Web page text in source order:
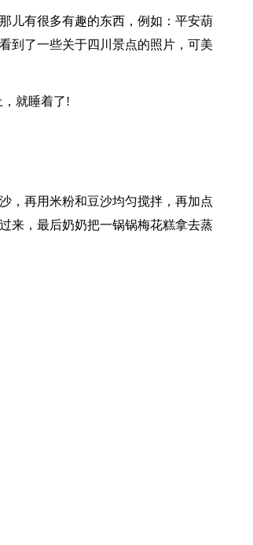
儿有很多有趣的东西，例如：平安葫
到了一些关于四川景点的照片，可美
就睡着了!
，再用米粉和豆沙均匀搅拌，再加点
来，最后奶奶把一锅锅梅花糕拿去蒸